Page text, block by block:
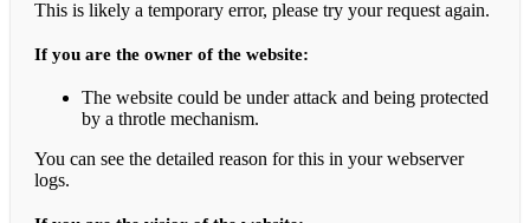
This is likely a temporary error, please try your request again.
If you are the owner of the website:
The website could be under attack and being protected
by a throtle mechanism.
You can see the detailed reason for this in your webserver
logs.